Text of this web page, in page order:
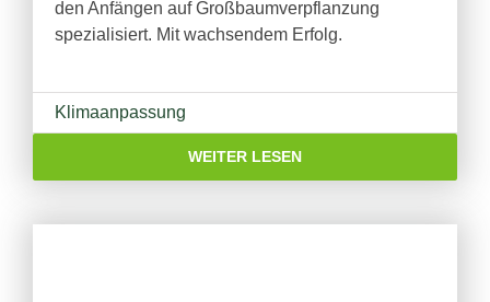
den Anfängen auf Großbaumverpflanzung
spezialisiert. Mit wachsendem Erfolg.
Klimaanpassung
WEITER LESEN